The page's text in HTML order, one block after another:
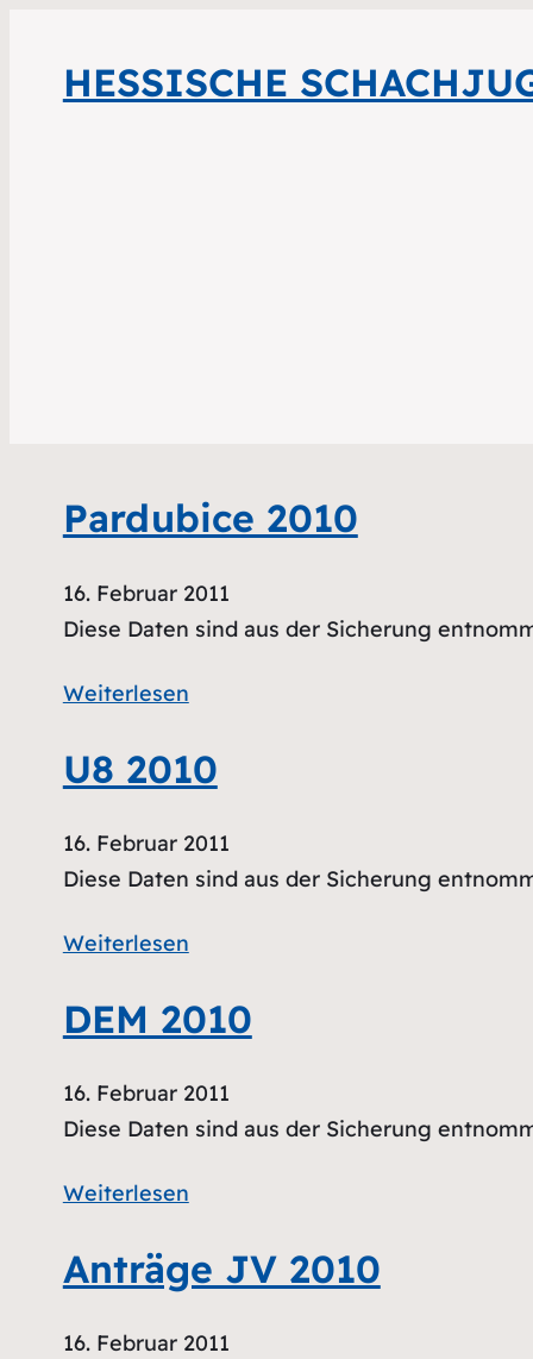
HESSISCHE
Pardubice 2010
16. Februar 2011
Diese Daten sind aus der Sicherung
Weiterlesen
U8 2010
16. Februar 2011
Diese Daten sind aus der Sicherung
Weiterlesen
DEM 2010
16. Februar 2011
Diese Daten sind aus der Sicherung
Weiterlesen
Anträge JV 2010
16. Februar 2011